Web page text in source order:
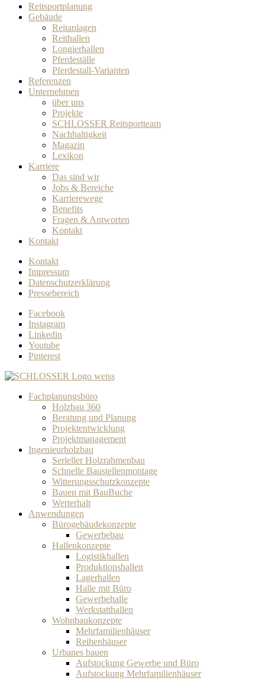
Reitsportplanung
Gebäude
Reitanlagen
Reithallen
Longierhallen
Pferdeställe
Pferdestall-Varianten
Referenzen
Unternehmen
über uns
Projekte
SCHLOSSER Reitsportteam
Nachhaltigkeit
Magazin
Lexikon
Karriere
Das sind wir
Jobs & Bereiche
Karrierewege
Benefits
Fragen & Antworten
Kontakt
Kontakt
Kontakt
Impressum
Datenschutzerklärung
Pressebereich
Facebook
Instagram
Linkedin
Youtube
Pinterest
Fachplanungsbüro
Holzbau 360
Beratung und Planung
Projektentwicklung
Projektmanagement
Ingenieurholzbau
Serieller Holzrahmenbau
Schnelle Baustellenmontage
Witterungsschutzkonzepte
Bauen mit BauBuche
Werterhalt
Anwendungen
Bürogebäudekonzepte
Gewerbebau
Hallenkonzepte
Logistikhallen
Produktionshallen
Lagerhallen
Halle mit Büro
Gewerbehalle
Werkstatthallen
Wohnbaukonzepte
Mehrfamilienhäuser
Reihenhäuser
Urbanes bauen
Aufstockung Gewerbe und Büro
Aufstockung Mehrfamilienhäuser